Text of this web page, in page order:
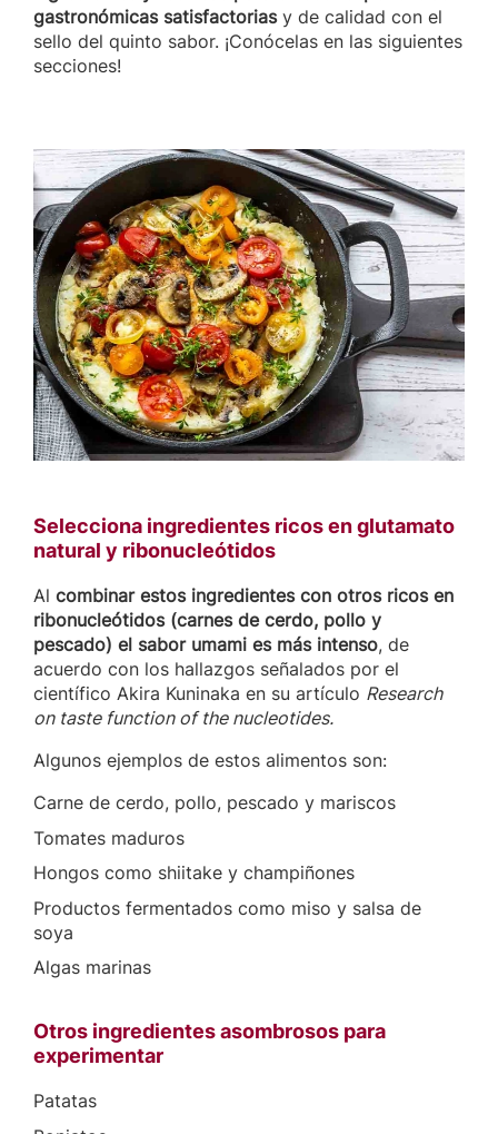
gastronómicas satisfactoriasy de calidad con el
sello del quinto sabor. ¡Conócelas en las siguientes
secciones!
Selecciona ingredientes ricos en glutamato
natural y ribonucleótidos
Al combinar estos ingredientes con otros ricos en
ribonucleótidos (carnes de cerdo, pollo y
pescado) el sabor umami es más intenso, de
acuerdo con los hallazgos señalados por el
científico Akira Kuninaka en su artículo Research
on taste function of the nucleotides.
Algunos ejemplos de estos alimentos son:
Carne de cerdo, pollo, pescado y mariscos
Tomates maduros
Hongos como shiitake y champiñones
Productos fermentados como miso y salsa de
soya
Algas marinas
Otros ingredientes asombrosos para
experimentar
Patatas